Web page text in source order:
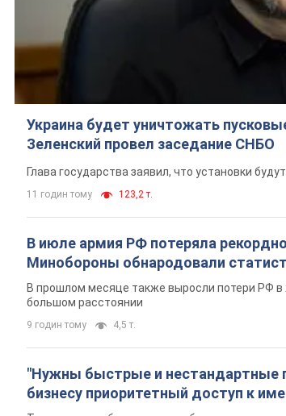
Украина будет уничтожать
Зеленский провел заседание СНБО
Глава государства заявил, что установки
11 годин тому 123,2 т.
В июле армия РФ потеряла
Минобороны обнародовали
В прошлом месяце также выросли потери РФ в
большом расстоянии
9 годин тому 4,5 т.
"Нужны быстрые и нестандартные
бизнесу приоритетный доступ к